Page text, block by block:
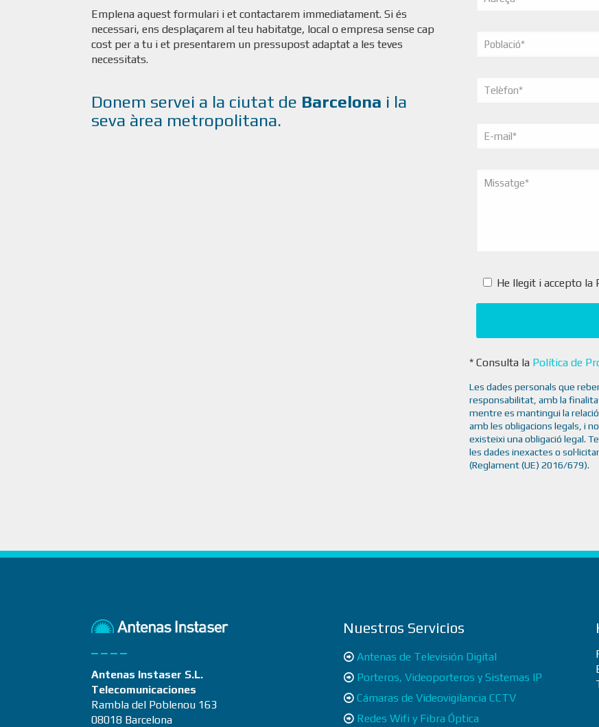
Emplena aquest formulari i et contactarem immediatament. Si és
necessari, ens desplaçarem al teu habitatge, local o empresa sense cap
cost per a tu i et presentarem un pressupost adaptat a les teves
necessitats.
Donem servei a la ciutat de Barcelona i la
seva àrea metropolitana.
He llegit i accepto la
* Consulta la Política de
Les dades personals que
responsabilitat, amb la
mentre es mantingui la
amb les obligacions legals, i
existeixi una obligació legal.
les dades inexactes o
(Reglament (UE) 2016/679).
Antenas Instaser S.L.
Telecomunicaciones
Rambla del Poblenou 163
08018 Barcelona
Nuestros Servicios
Antenas de Televisión Digital
Porteros, Videoporteros y Sistemas IP
Cámaras de Videovigilancia CCTV
Redes Wifi y Fibra Óptica